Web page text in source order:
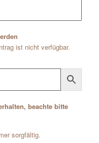
ist nicht verfügbar.
beachte bitte
sorgfältig.